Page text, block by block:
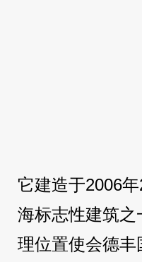
它建造于2006
海标志性建筑
理位置使会德